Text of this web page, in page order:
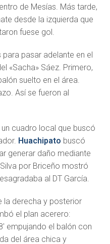
de Mesías. Más tarde,
desde la izquierda que
fuese gol.
pasar adelante en el
«Sacha» Sáez. Primero,
suelto en el área.
Así se fueron al
cuadro local que buscó
Huachipato buscó
generar daño mediante
por Briceño mostró
al DT García.
la derecha y posterior
el plan acerero:
empujando el balón con
del área chica y